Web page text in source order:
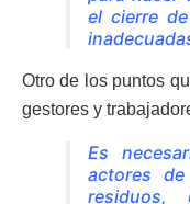
el cierre
Otro de los puntos
gestores y
Es
actores